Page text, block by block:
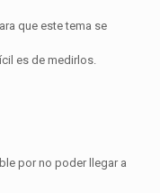
que este tema se
es de medirlos.
por no poder llegar a